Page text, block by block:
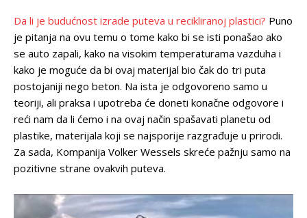
Da li je budućnost izrade puteva u recikliranoj plastici? Puno
je pitanja na ovu temu o tome kako bi se isti ponašao ako
se auto zapali, kako na visokim temperaturama vazduha i
kako je moguće da bi ovaj materijal bio čak do tri puta
postojaniji nego beton. Na ista je odgovoreno samo u
teoriji, ali praksa i upotreba će doneti konačne odgovore i
reći nam da li ćemo i na ovaj način spašavati planetu od
plastike, materijala koji se najsporije razgrađuje u prirodi.
Za sada, Kompanija Volker Wessels skreće pažnju samo na
pozitivne strane ovakvih puteva.